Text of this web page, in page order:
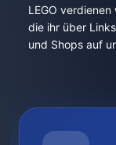
LEGO
die ihr über
und Shops auf